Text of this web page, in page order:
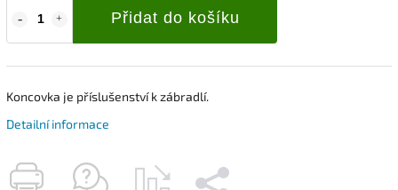
Přidat do košíku
Koncovka je příslušenství k zábradlí.
Detailní informace